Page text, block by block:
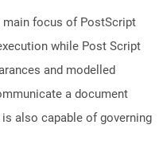
main focus of PostScript
while Post Script
and modelled
a document
also capable of governing